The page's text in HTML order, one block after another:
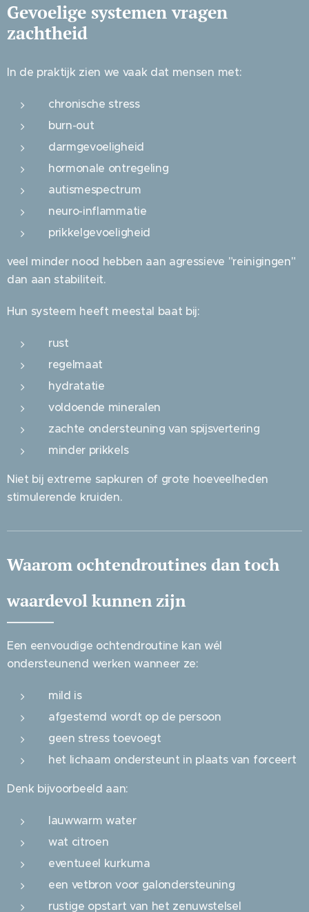
Gevoelige systemen vragen
zachtheid
In de praktijk zien we vaak dat mensen met:
chronische stress
burn-out
darmgevoeligheid
hormonale ontregeling
autismespectrum
neuro-inflammatie
prikkelgevoeligheid
veel minder nood hebben aan agressieve "reinigingen"
dan aan stabiliteit.
Hun systeem heeft meestal baat bij:
rust
regelmaat
hydratatie
voldoende mineralen
zachte ondersteuning van spijsvertering
minder prikkels
Niet bij extreme sapkuren of grote hoeveelheden
stimulerende kruiden.
Waarom ochtendroutines dan toch
waardevol kunnen zijn
Een eenvoudige ochtendroutine kan wél
ondersteunend werken wanneer ze:
mild is
afgestemd wordt op de persoon
geen stress toevoegt
het lichaam ondersteunt in plaats van forceert
Denk bijvoorbeeld aan:
lauwwarm water
wat citroen
eventueel kurkuma
een vetbron voor galondersteuning
rustige opstart van het zenuwstelsel